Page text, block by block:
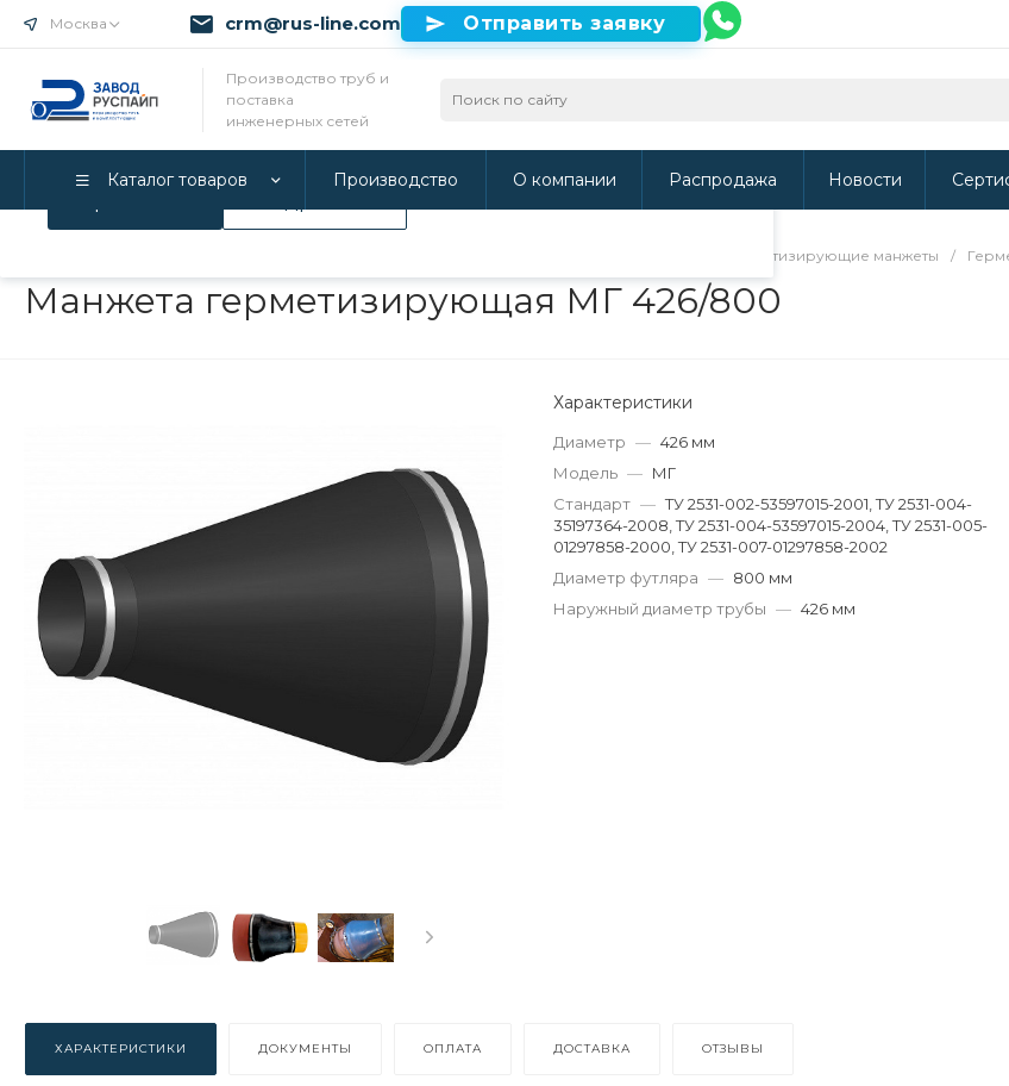
Мы используем Cookie. Если вы продолжаете использовать наш сайт, то
Политикой конфиденциальности
Москва crm@rus-line.com Отправить заявку
Производство труб и
поставка
инженерных сетей
Каталог товаров Производство О компании Распродажа Новости
Опорно-направляющие кольца и герметизирующие манжеты /
Манжета герметизирующая МГ 426/800
Характеристики
Диаметр — 426 мм
Модель — МГ
Стандарт — ТУ 2531-002-53597015-2001, ТУ 2531-004-
35197364-2008, ТУ 2531-004-53597015-2004, ТУ 2531-005-
01297858-2000, ТУ 2531-007-01297858-2002
Диаметр футляра — 800 мм
Наружный диаметр трубы — 426 мм
ХАРАКТЕРИСТИКИ ДОКУМЕНТЫ ОПЛАТА ДОСТАВКА ОТЗЫВЫ